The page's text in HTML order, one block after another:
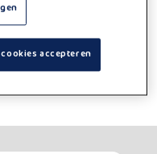
in een
accepteren